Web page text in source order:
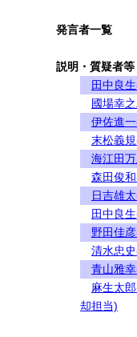
発言者一覧
説明・質疑者等
田中良
國場幸
伊佐進
末松義
海江田
森田俊
日吉雄
田中良
野田佳
清水忠
青山雅
麻生太
却担当)